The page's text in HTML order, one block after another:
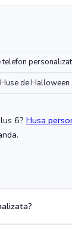
telefon
Huse de Halloween
6? Husa